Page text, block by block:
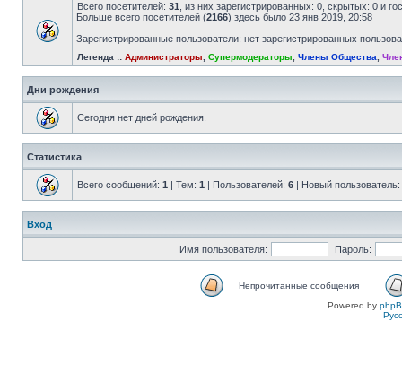
Всего посетителей: 31 , из них зарегистрированных: 0, скрытых: 0 и
Больше всего посетителей (2166) здесь было 23 янв 2019, 20:58
Зарегистрированные пользователи: нет зарегистрированных
Легенда :: Администраторы Супермодераторы Члены Общества
Дни рождения
Сегодня нет дней рождения.
Статистика
Всего сообщений: 1 | Тем: 1 | Пользователей: 6 | Новый пользователь:
Вход
Имя пользователя: Пароль:
Непрочитанные сообщения
Powered by